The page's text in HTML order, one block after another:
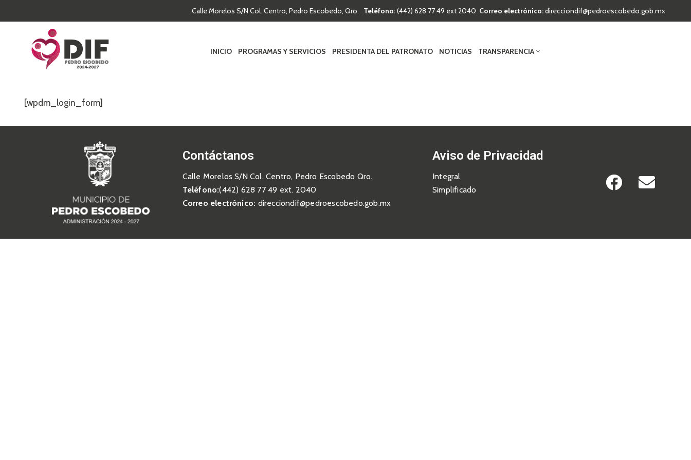
Calle Morelos S/N Col. Centro, Pedro Escobedo, Qro. Teléfono:(442) 628 77 49 ext 2040 Correo electrónico:direcciondif@pedroescobedo.gob.mx
INICIO PROGRAMAS Y SERVICIOS PRESIDENTA DEL PATRONATO NOTICIAS TRANSPARENCIA
[wpdm_login_form]
Contáctanos
Calle Morelos S/N Col. Centro, Pedro Escobedo Qro.
Teléfono:(442) 628 77 49 ext. 2040
Correo electrónico: direcciondif@pedroescobedo.gob.mx
Aviso de Privacidad
Integral
Simplificado